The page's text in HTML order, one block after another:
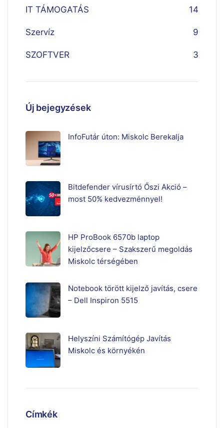
IT TÁMOGATÁS 14
Szervíz 9
SZOFTVER 3
Új bejegyzések
InfoFutár úton: Miskolc Berekalja
Bitdefender vírusírtó Őszi Akció –
most 50% kedvezménnyel!
HP ProBook 6570b laptop
kijelzőcsere – Szakszerű megoldás
Miskolc térségében
Notebook törött kijelző javítás, csere
– Dell Inspiron 5515
Helyszíni Számítógép Javítás
Miskolc és környékén
Címkék